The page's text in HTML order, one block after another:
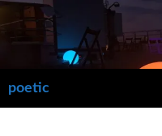
la
poetic